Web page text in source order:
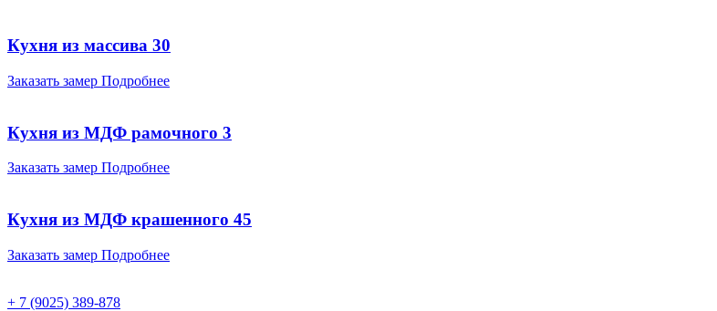
Кухня из массива 30
Заказать замер Подробнее
Кухня из МДФ рамочного 3
Заказать замер Подробнее
Кухня из МДФ крашенного 45
Заказать замер Подробнее
+ 7 (9025) 389-878